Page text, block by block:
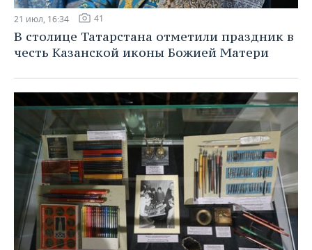
21 июл, 16:34 41
В столице Татарстана отметили праздник в
честь Казанской иконы Божией Матери